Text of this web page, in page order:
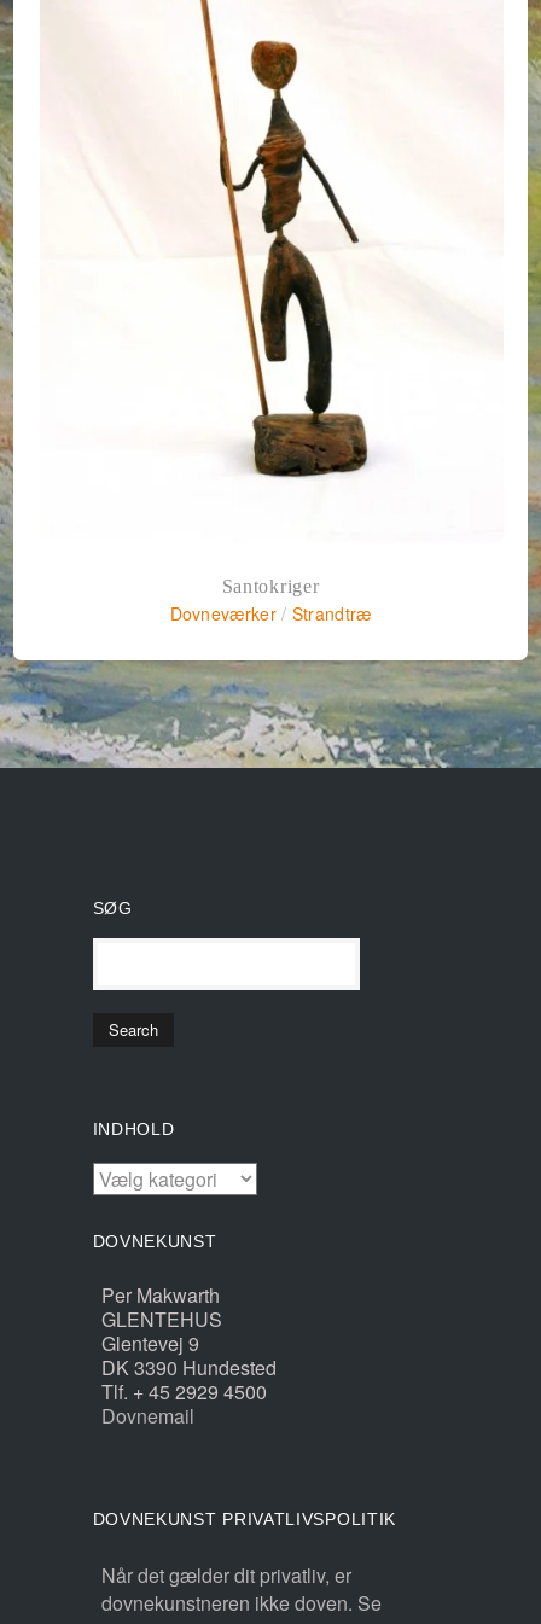
Santokriger
Dovneværker/ Strandtræ
SØG
INDHOLD
INDHOLD
DOVNEKUNST
Per Makwarth
GLENTEHUS
Glentevej 9
DK 3390 Hundested
Tlf. + 45 2929 4500
Dovnemail
DOVNEKUNST PRIVATLIVSPOLITIK
Når det gælder dit privatliv, er
dovnekunstneren ikke doven. Se